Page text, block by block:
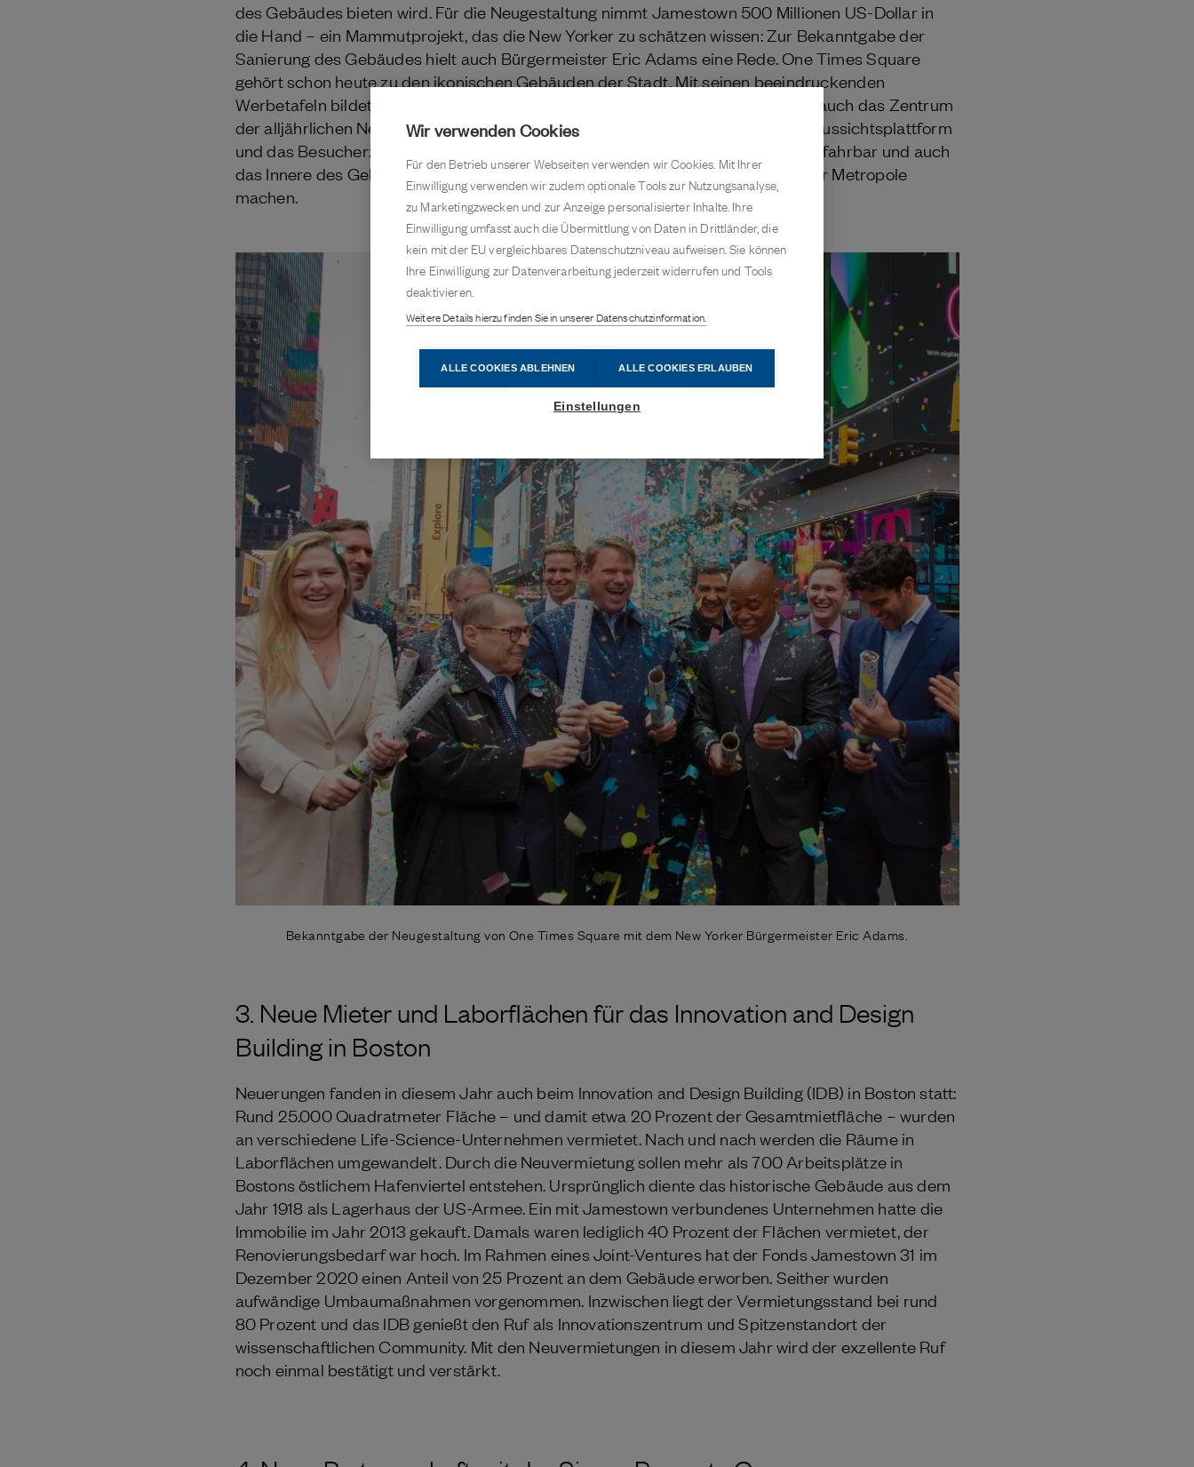
des Gebäudes bieten wird. Für die Neugestaltung nimmt Jamestown 500 Millionen US-Dollar in
die Hand – ein Mammutprojekt, das die New Yorker zu schätzen wissen: Zur Bekanntgabe der
Sanierung des Gebäudes hielt auch Bürgermeister Eric Adams eine Rede. One Times Square
gehört schon heute zu den ikonischen Gebäuden der Stadt. Mit seinen beeindruckenden
Werbetafeln bildet das Hochhaus nicht nur das Herz des Times Squares, es ist auch das Zentrum
der alljährlichen New Yorker Silvesterfeier mit dem berühmten „Ball Drop“. Die Aussichtsplattform
und das Besucherzentrum sollen den Times Square nun auf ganz neue Weise erfahrbar und auch
das Innere des Gebäudes zu einer der wichtigsten touristischen Attraktionen der Metropole
machen.
Bekanntgabe der Neugestaltung von One Times Square mit dem New Yorker Bürgermeister Eric Adams.
3. Neue Mieter und Laborflächen für das Innovation and Design
Building in Boston
Neuerungen fanden in diesem Jahr auch beim Innovation and Design Building (IDB) in Boston statt:
Rund 25.000 Quadratmeter Fläche – und damit etwa 20 Prozent der Gesamtmietfläche – wurden
an verschiedene Life-Science-Unternehmen vermietet. Nach und nach werden die Räume in
Laborflächen umgewandelt. Durch die Neuvermietung sollen mehr als 700 Arbeitsplätze in
Bostons östlichem Hafenviertel entstehen. Ursprünglich diente das historische Gebäude aus dem
Jahr 1918 als Lagerhaus der US-Armee. Ein mit Jamestown verbundenes Unternehmen hatte die
Immobilie im Jahr 2013 gekauft. Damals waren lediglich 40 Prozent der Flächen vermietet, der
Renovierungsbedarf war hoch. Im Rahmen eines Joint-Ventures hat der Fonds Jamestown 31 im
Dezember 2020 einen Anteil von 25 Prozent an dem Gebäude erworben. Seither wurden
aufwändige Umbaumaßnahmen vorgenommen. Inzwischen liegt der Vermietungsstand bei rund
80 Prozent und das IDB genießt den Ruf als Innovationszentrum und Spitzenstandort der
wissenschaftlichen Community. Mit den Neuvermietungen in diesem Jahr wird der exzellente Ruf
noch einmal bestätigt und verstärkt.
Wir verwenden Cookies
Für den Betrieb unserer Webseiten verwenden wir Cookies. Mit Ihrer
Einwilligung verwenden wir zudem optionale Tools zur Nutzungsanalyse,
zu Marketingzwecken und zur Anzeige personalisierter Inhalte. Ihre
Einwilligung umfasst auch die Übermittlung von Daten in Drittländer, die
kein mit der EU vergleichbares Datenschutzniveau aufweisen. Sie können
Ihre Einwilligung zur Datenverarbeitung jederzeit widerrufen und Tools
deaktivieren.
Weitere Details hierzu finden Sie in unserer Datenschutzinformation.
ALLE COOKIES ABLEHNEN ALLE COOKIES ERLAUBEN
Einstellungen